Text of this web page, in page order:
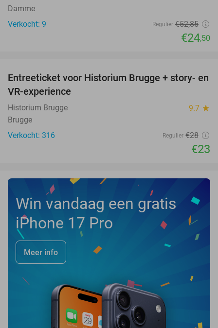
Damme
Verkocht: 9
Regulier €52,85
€24,50
18%
Entreeticket voor Historium Brugge + story- en
VR-experience
Historium Brugge 9.7 star
Brugge
Verkocht: 316
Regulier €28
€23
Win vandaag een gratis
iPhone 17 Pro
Meer info